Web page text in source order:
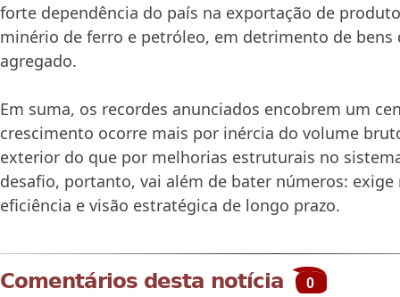
forte dependência do país na exportação de
minério de ferro e petróleo, em detrimento de bens
agregado.
Em suma, os recordes anunciados encobrem um
crescimento ocorre mais por inércia do volume
exterior do que por melhorias estruturais no
desafio, portanto, vai além de bater números: exige
eficiência e visão estratégica de longo prazo.
Comentários desta notícia 0